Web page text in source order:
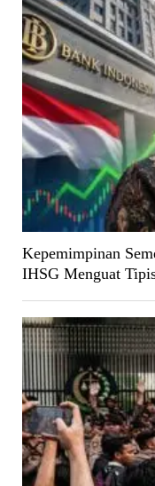
Kepemimpinan
IHSG Menguat